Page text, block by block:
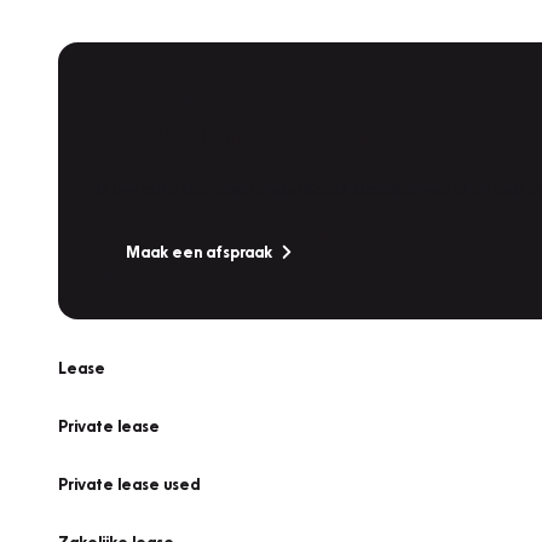
Maak een afspraak
Lease
Private lease
Private lease used